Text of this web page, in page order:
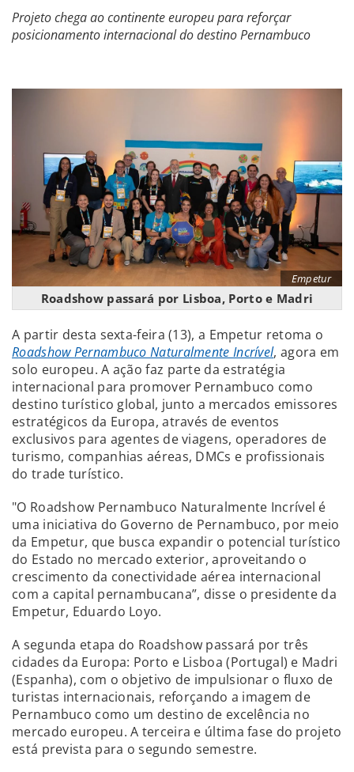
Projeto chega ao continente europeu para reforçar
posicionamento internacional do destino Pernambuco
Empetur
Roadshow passará por Lisboa, Porto e Madri
A partir desta sexta-feira (13), a Empetur retoma o
Roadshow Pernambuco Naturalmente Incrível, agora em
solo europeu. A ação faz parte da estratégia
internacional para promover Pernambuco como
destino turístico global, junto a mercados emissores
estratégicos da Europa, através de eventos
exclusivos para agentes de viagens, operadores de
turismo, companhias aéreas, DMCs e profissionais
do trade turístico.
"O Roadshow Pernambuco Naturalmente Incrível é
uma iniciativa do Governo de Pernambuco, por meio
da Empetur, que busca expandir o potencial turístico
do Estado no mercado exterior, aproveitando o
crescimento da conectividade aérea internacional
com a capital pernambucana”, disse o presidente da
Empetur, Eduardo Loyo.
A segunda etapa do Roadshow passará por três
cidades da Europa: Porto e Lisboa (Portugal) e Madri
(Espanha), com o objetivo de impulsionar o fluxo de
turistas internacionais, reforçando a imagem de
Pernambuco como um destino de excelência no
mercado europeu. A terceira e última fase do projeto
está prevista para o segundo semestre.